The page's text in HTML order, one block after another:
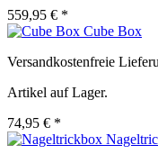
559,95 € *
Cube Box
Versandkostenfreie
Artikel auf Lager.
74,95 € *